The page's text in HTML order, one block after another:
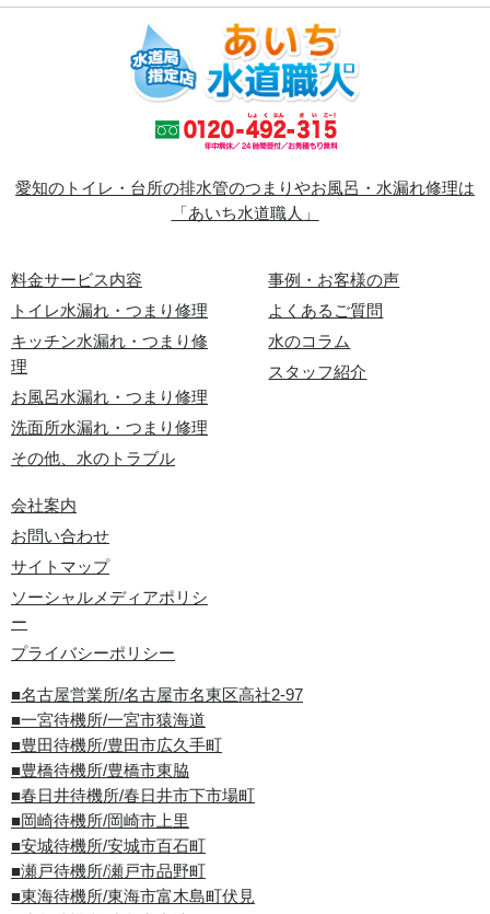
愛知のトイレ・台所の排水管のつまりやお風呂・水漏れ修理は
「あいち水道職人」
料金サービス内容
トイレ水漏れ・つまり修理
キッチン水漏れ・つまり修
理
お風呂水漏れ・つまり修理
洗面所水漏れ・つまり修理
その他、水のトラブル
事例・お客様の声
よくあるご質問
水のコラム
スタッフ紹介
会社案内
お問い合わせ
サイトマップ
ソーシャルメディアポリシ
ー
プライバシーポリシー
■名古屋営業所/名古屋市名東区高社2-97
■一宮待機所/一宮市猿海道
■豊田待機所/豊田市広久手町
■豊橋待機所/豊橋市東脇
■春日井待機所/春日井市下市場町
■岡崎待機所/岡崎市上里
■安城待機所/安城市百石町
■瀬戸待機所/瀬戸市品野町
■東海待機所/東海市富木島町伏見